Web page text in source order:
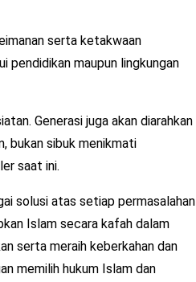
serta ketakwaan
pendidikan maupun lingkungan
Generasi juga akan diarahkan
bukan sibuk menikmati
saat ini.
solusi atas setiap permasalahan
Islam secara kafah dalam
serta meraih keberkahan dan
memilih hukum Islam dan